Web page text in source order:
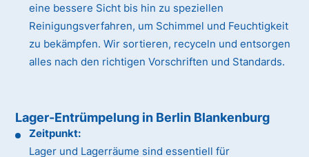
eine bessere Sicht bis hin zu speziellen
Reinigungsverfahren, um Schimmel und Feuchtigkeit
zu bekämpfen. Wir sortieren, recyceln und entsorgen
alles nach den richtigen Vorschriften und Standards.
Lager-Entrümpelung in Berlin Blankenburg
Zeitpunkt:
Lager und Lagerräume sind essentiell für